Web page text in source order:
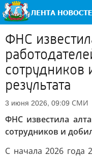
ФНС
сотрудников
результата
3 июня 2026, 09:09 СМИ
ФНС известила
сотрудников и
С начала 2026 года